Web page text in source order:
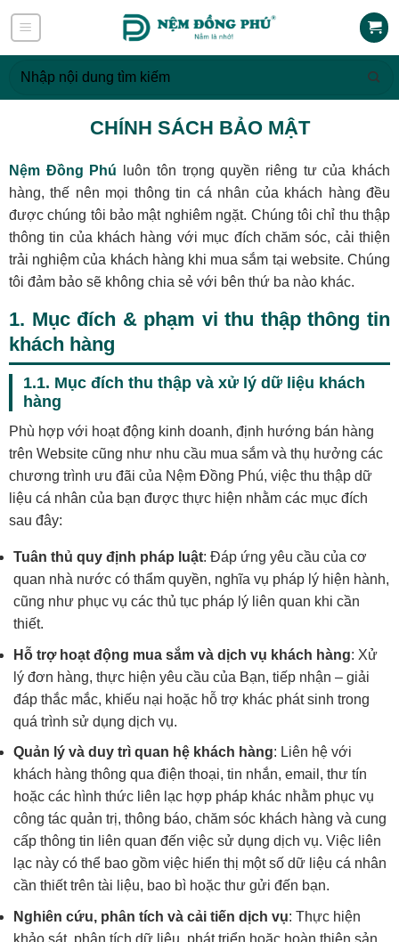
Skip
content
kiếm:
CHÍNH SÁCH BẢO MẬT
Nệm Đồng Phú luôn tôn trọng quyền riêng tư của khách
hàng, thế nên mọi thông tin cá nhân của khách hàng đều
được chúng tôi bảo mật nghiêm ngặt. Chúng tôi chỉ thu thập
thông tin của khách hàng với mục đích chăm sóc, cải thiện
trải nghiệm của khách hàng khi mua sắm tại website. Chúng
tôi đảm bảo sẽ không chia sẻ với bên thứ ba nào khác.
1. Mục đích & phạm vi thu thập thông tin
khách hàng
1.1. Mục đích thu thập và xử lý dữ liệu khách
hàng
Phù hợp với hoạt động kinh doanh, định hướng bán hàng
trên Website cũng như nhu cầu mua sắm và thụ hưởng các
chương trình ưu đãi của Nệm Đồng Phú, việc thu thập dữ
liệu cá nhân của bạn được thực hiện nhằm các mục đích
sau đây:
Tuân thủ quy định pháp luật: Đáp ứng yêu cầu của cơ
quan nhà nước có thẩm quyền, nghĩa vụ pháp lý hiện hành,
cũng như phục vụ các thủ tục pháp lý liên quan khi cần
thiết.
Hỗ trợ hoạt động mua sắm và dịch vụ khách hàng: Xử
lý đơn hàng, thực hiện yêu cầu của Bạn, tiếp nhận – giải
đáp thắc mắc, khiếu nại hoặc hỗ trợ khác phát sinh trong
quá trình sử dụng dịch vụ.
Quản lý và duy trì quan hệ khách hàng: Liên hệ với
khách hàng thông qua điện thoại, tin nhắn, email, thư tín
hoặc các hình thức liên lạc hợp pháp khác nhằm phục vụ
công tác quản trị, thông báo, chăm sóc khách hàng và cung
cấp thông tin liên quan đến việc sử dụng dịch vụ. Việc liên
lạc này có thể bao gồm việc hiển thị một số dữ liệu cá nhân
cần thiết trên tài liệu, bao bì hoặc thư gửi đến bạn.
Nghiên cứu, phân tích và cải tiến dịch vụ: Thực hiện
khảo sát, phân tích dữ liệu, phát triển hoặc hoàn thiện sản